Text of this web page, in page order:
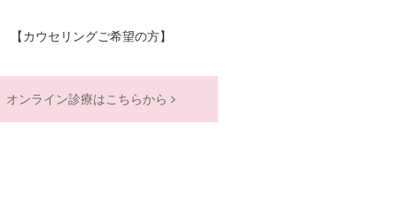
【カウセリングご希望の方】
オンライン診療はこちらから